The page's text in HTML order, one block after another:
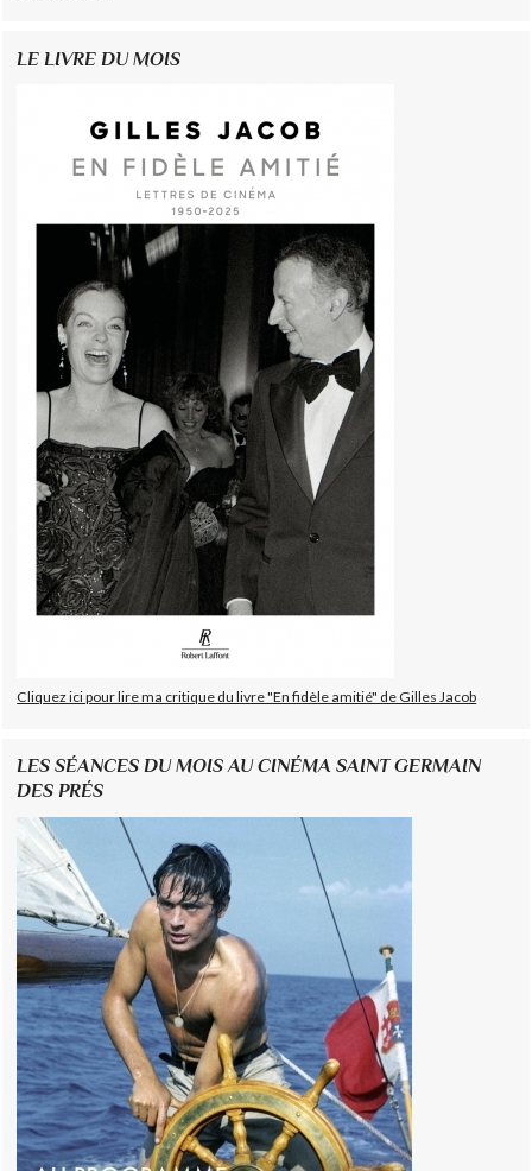
LE LIVRE DU MOIS
Cliquez ici pour lire ma critique du livre "En fidèle amitié" de Gilles Jacob
LES SÉANCES DU MOIS AU CINÉMA SAINT GERMAIN
DES PRÉS